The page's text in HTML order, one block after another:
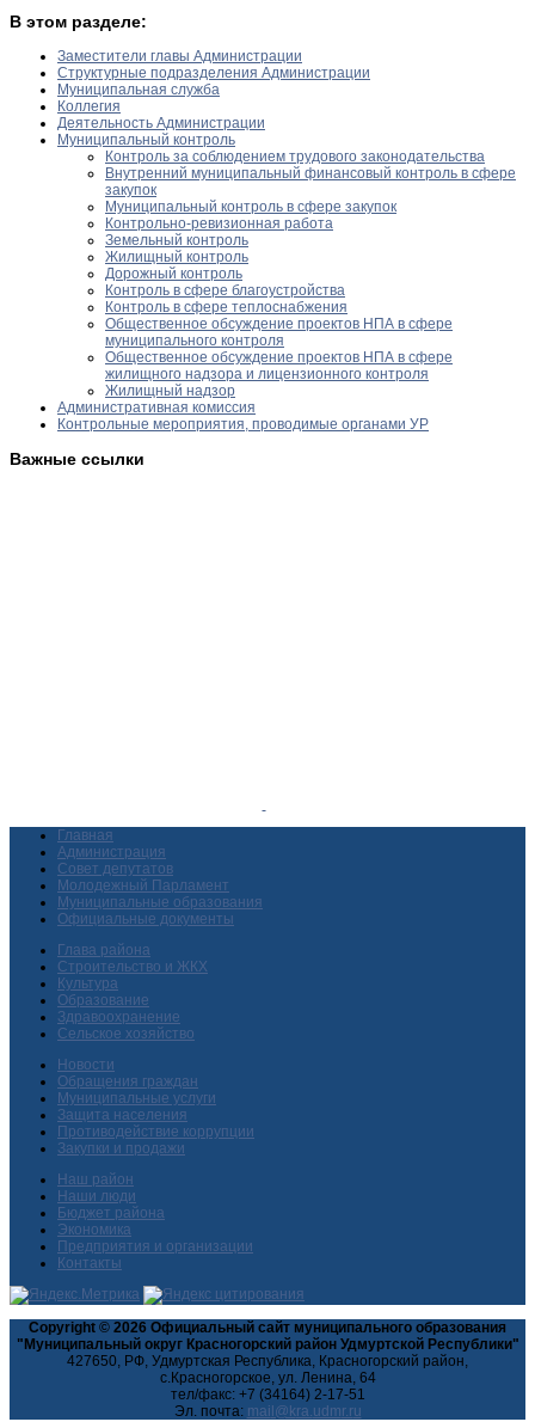
В этом разделе:
Заместители главы Администрации
Структурные подразделения Администрации
Муниципальная служба
Коллегия
Деятельность Администрации
Муниципальный контроль
Контроль за соблюдением трудового законодательства
Внутренний муниципальный финансовый контроль в сфере
закупок
Муниципальный контроль в сфере закупок
Контрольно-ревизионная работа
Земельный контроль
Жилищный контроль
Дорожный контроль
Контроль в сфере благоустройства
Контроль в сфере теплоснабжения
Общественное обсуждение проектов НПА в сфере
муниципального контроля
Общественное обсуждение проектов НПА в сфере
жилищного надзора и лицензионного контроля
Жилищный надзор
Административная комиссия
Контрольные мероприятия, проводимые органами УР
Важные ссылки
Главная
Администрация
Совет депутатов
Молодежный Парламент
Муниципальные образования
Официальные документы
Глава района
Строительство и ЖКХ
Культура
Образование
Здравоохранение
Сельское хозяйство
Новости
Обращения граждан
Муниципальные услуги
Защита населения
Противодействие коррупции
Закупки и продажи
Наш район
Наши люди
Бюджет района
Экономика
Предприятия и организации
Контакты
Copyright © 2026 Официальный сайт муниципального образования
"Муниципальный округ Красногорский район Удмуртской Республики"
427650, РФ, Удмуртская Республика, Красногорский район,
с.Красногорское, ул. Ленина, 64
тел/факс: +7 (34164) 2-17-51
Эл. почта: